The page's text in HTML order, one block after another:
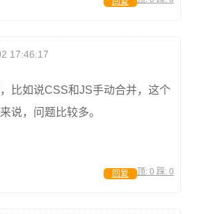
17:46:17
比如说CSS和JS手动合并，这个
说，问题比较多。
顶: 0 踩: 0
回复